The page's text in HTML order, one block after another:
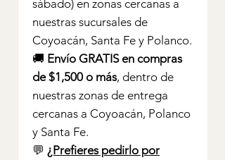
sábado) en zonas cercanas a
nuestras sucursales de
Coyoacán, Santa Fe y Polanco.
🚚 Envío GRATIS en compras
de $1,500 o más, dentro de
nuestras zonas de entrega
cercanas a Coyoacán, Polanco
y Santa Fe.
💬 ¿Prefieres pedirlo por